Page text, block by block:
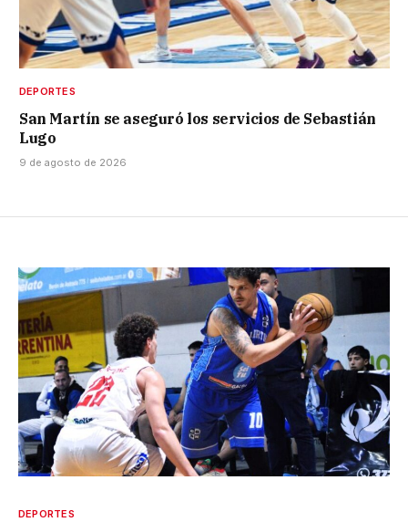
DEPORTES
San Martín se aseguró los servicios de Sebastián
Lugo
9 de agosto de 2026
DEPORTES